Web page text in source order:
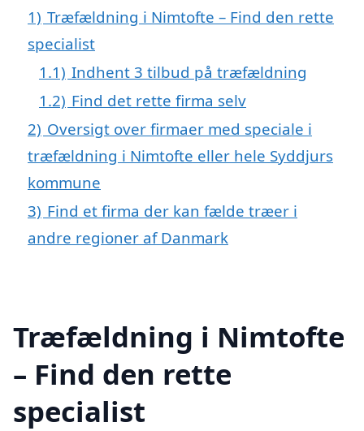
1) Træfældning i Nimtofte – Find den rette
specialist
1.1) Indhent 3 tilbud på træfældning
1.2) Find det rette firma selv
2) Oversigt over firmaer med speciale i
træfældning i Nimtofte eller hele Syddjurs
kommune
3) Find et firma der kan fælde træer i
andre regioner af Danmark
Træfældning i Nimtofte
– Find den rette
specialist